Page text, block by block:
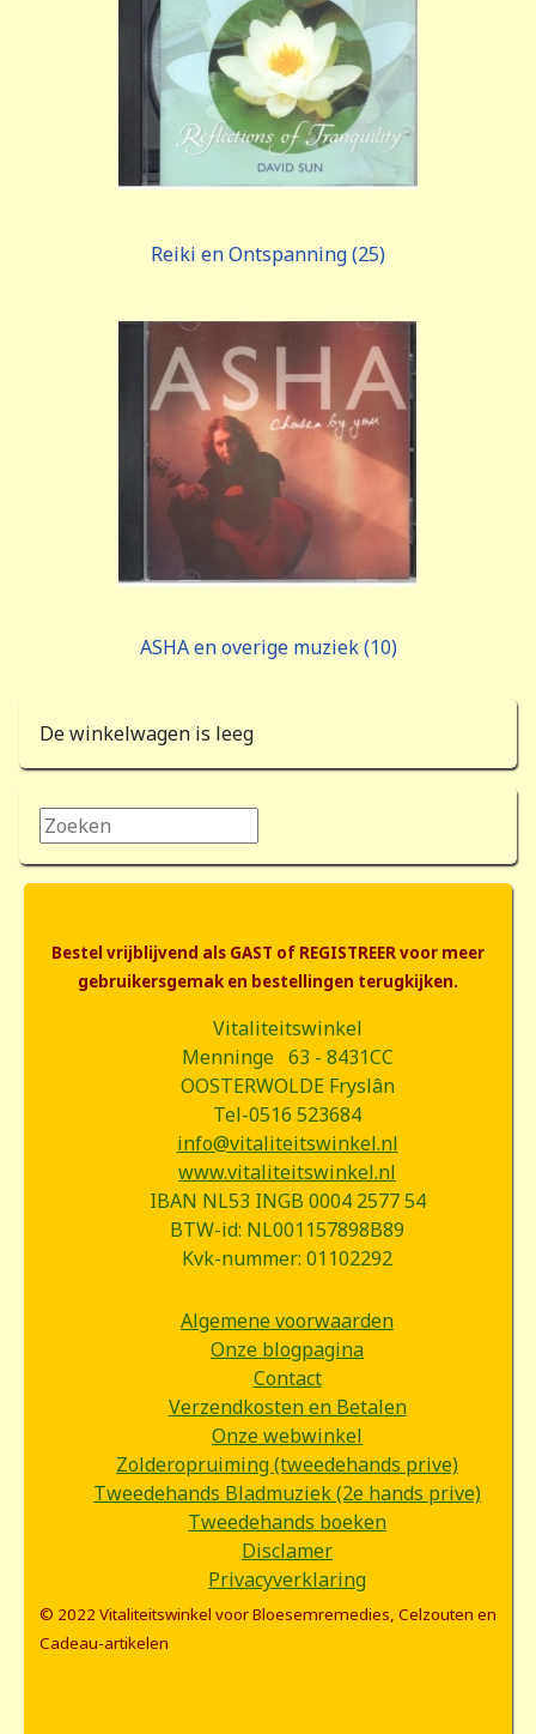
Reiki en Ontspanning (25)
ASHA en overige muziek (10)
De winkelwagen is leeg
Zoeken...
Bestel vrijblijvend als GAST of REGISTREER voor meer
gebruikersgemak en bestellingen terugkijken.
Vitaliteitswinkel
Menninge 63 - 8431CC
OOSTERWOLDE Fryslân
Tel-0516 523684
info@vitaliteitswinkel.nl
www.vitaliteitswinkel.nl
IBAN NL53 INGB 0004 2577 54
BTW-id: NL001157898B89
Kvk-nummer: 01102292
Algemene voorwaarden
Onze blogpagina
Contact
Verzendkosten en Betalen
Onze webwinkel
Zolderopruiming (tweedehands prive)
Tweedehands Bladmuziek (2e hands prive)
Tweedehands boeken
Disclamer
Privacyverklaring
© 2022 Vitaliteitswinkel voor Bloesemremedies, Celzouten en
Cadeau-artikelen